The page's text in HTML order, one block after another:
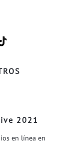
–
2021
en línea en